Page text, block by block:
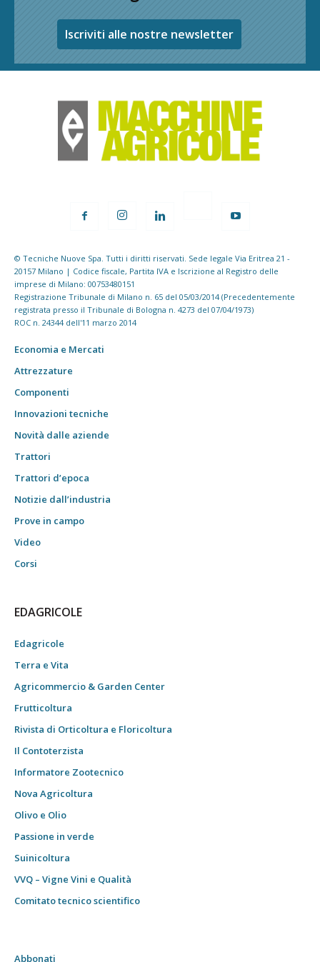
Iscriviti alle nostre newsletter
© Tecniche Nuove Spa. Tutti i diritti riservati. Sede legale Via Eritrea 21 -
20157 Milano | Codice fiscale, Partita IVA e Iscrizione al Registro delle
imprese di Milano: 00753480151
Registrazione Tribunale di Milano n. 65 del 05/03/2014 (Precedentemente
registrata presso il Tribunale di Bologna n. 4273 del 07/04/1973)
ROC n. 24344 dell'11 marzo 2014
Economia e Mercati
Attrezzature
Componenti
Innovazioni tecniche
Novità dalle aziende
Trattori
Trattori d’epoca
Notizie dall’industria
Prove in campo
Video
Corsi
EDAGRICOLE
Edagricole
Terra e Vita
Agricommercio & Garden Center
Frutticoltura
Rivista di Orticoltura e Floricoltura
Il Contoterzista
Informatore Zootecnico
Nova Agricoltura
Olivo e Olio
Passione in verde
Suinicoltura
VVQ – Vigne Vini e Qualità
Comitato tecnico scientifico
Abbonati